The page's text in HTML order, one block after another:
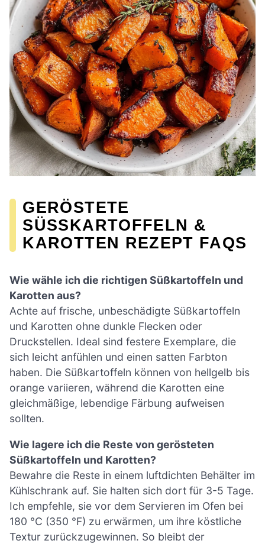
GERÖSTETE
SÜSSKARTOFFELN & K
AROTTEN REZEPT FAQS
Wie wähle ich die richtigen Süßkartoffeln und
Karotten aus?
Achte auf frische, unbeschädigte Süßkartoffeln
und Karotten ohne dunkle Flecken oder
Druckstellen. Ideal sind festere Exemplare, die
sich leicht anfühlen und einen satten Farbton
haben. Die Süßkartoffeln können von hellgelb bis
orange variieren, während die Karotten eine
gleichmäßige, lebendige Färbung aufweisen
sollten.
Wie lagere ich die Reste von gerösteten
Süßkartoffeln und Karotten?
Bewahre die Reste in einem luftdichten Behälter im
Kühlschrank auf. Sie halten sich dort für 3-5 Tage.
Ich empfehle, sie vor dem Servieren im Ofen bei
180 °C (350 °F) zu erwärmen, um ihre köstliche
Textur zurückzugewinnen. So bleibt der